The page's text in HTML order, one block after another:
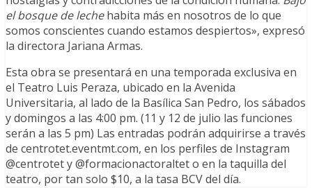
el bosque de lechehabita más en nosotros de lo que
somos conscientes cuando estamos despiertos», expresó
la directora Jariana Armas.
Esta obra se presentará en una temporada exclusiva en
el Teatro Luis Peraza, ubicado en la Avenida
Universitaria, al lado de la Basílica San Pedro, los sábados
y domingos a las 4:00 pm. (11 y 12 de julio las funciones
serán a las 5 pm) Las entradas podrán adquirirse a través
de centrotet.eventmt.com, en los perfiles de Instagram
@centrotet y @formacionactoraltet o en la taquilla del
teatro, por tan solo $10, a la tasa BCV del día.